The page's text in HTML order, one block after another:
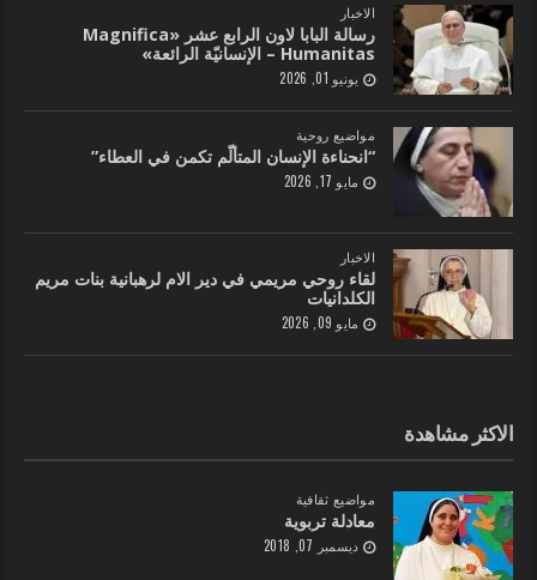
الاخبار
رسالة البابا لاون الرابع عشر «Magnifica
Humanitas – الإنسانيّة الرائعة»
يونيو 01, 2026
مواضيع روحية
“انحناءة الإنسان المتألّم تكمن في العطاء”
مايو 17, 2026
الاخبار
لقاء روحي مريمي في دير الام لرهبانية بنات مريم
الكلدانيات
مايو 09, 2026
الاكثر مشاهدة
مواضيع ثقافية
معادلة تربوية
ديسمبر 07, 2018